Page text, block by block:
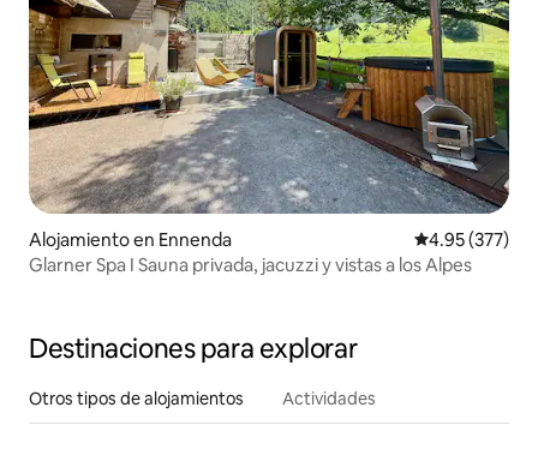
Alojamiento en Ennenda Calificación
4.95 (377)
Glarner Spa I Sauna privada, jacuzzi y vistas a los Alpes
Destinaciones para explorar
Otros tipos de alojamientos Actividades